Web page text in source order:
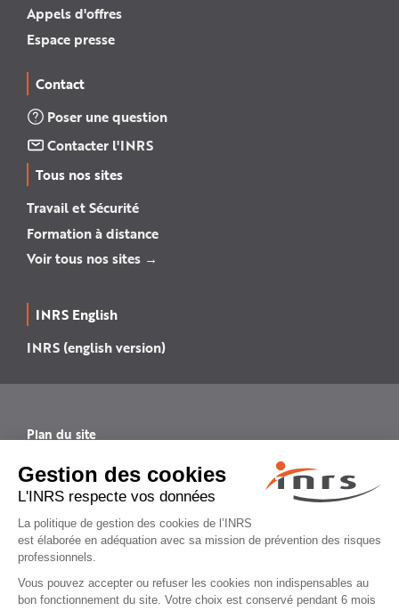
Appels d'offres
Espace presse
Contact
Poser une question
Contacter l'INRS
Tous nos sites
Travail et Sécurité
Formation à distance
Voir tous nos sites →
INRS English
INRS (english version)
Plan du site
Gestion des cookies
© INRS 2026